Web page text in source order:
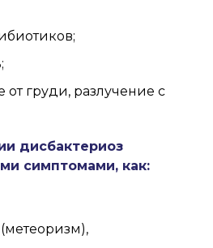
от груди, разлучение с
дисбактериоз
симптомами, как: